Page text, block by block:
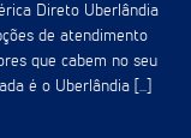
Direto Uberlândia
de atendimento
que cabem no seu
é o Uberlândia [...]